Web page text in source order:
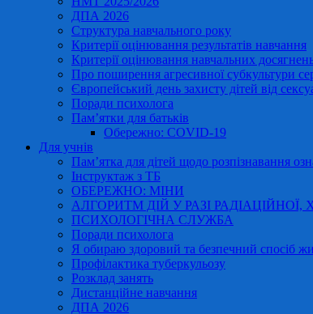
ДПА 2026
Структура навчального року
Критерії оцінювання результатів навчання
Критерії оцінювання навчальних
Про поширення агресивної субкультури
Європейський день захисту дітей від
Поради психолога
Пам’ятки для батьків
Обережно: COVID-19
Для учнів
Пам’ятка для дітей щодо розпізнавання
Інструктаж з ТБ
ОБЕРЕЖНО: МІНИ
АЛГОРИТМ ДІЙ У РАЗІ РАДІАЦІЙНОЇ,
ПСИХОЛОГІЧНА СЛУЖБА
Поради психолога
Я обираю здоровий та безпечний спосіб
Профілактика туберкульозу
Розклад занять
Дистанційне навчання
ДПА 2026